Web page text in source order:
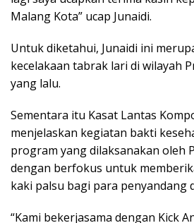
Malang Kota” ucap Junaidi.
Untuk diketahui, Junaidi ini
kecelakaan tabrak lari di wilayah
yang lalu.
Sementara itu Kasat Lantas
menjelaskan kegiatan bakti
program yang dilaksanakan oleh
dengan berfokus untuk
kaki palsu bagi para penyandang
“Kami bekerjasama dengan Kick